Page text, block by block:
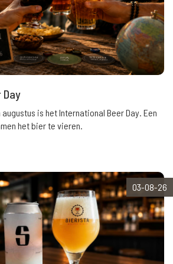
is het International Beer Day. Een
het bier te vieren.
03-08-26